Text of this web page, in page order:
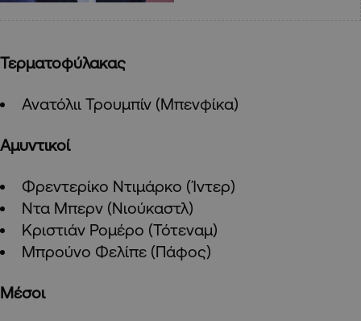
Τερματοφύλακας
Ανατόλιι Τρουμπίν (Μπενφίκα)
Αμυντικοί
Φρεντερίκο Ντιμάρκο (Ίντερ)
Ντα Μπερν (Νιούκαστλ)
Κριστιάν Ρομέρο (Τότεναμ)
Μπρούνο Φελίπε (Πάφος)
Μέσοι